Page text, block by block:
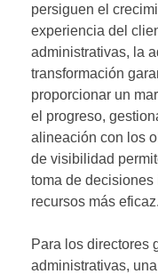
persiguen el
experiencia del
administrativas, la
transformación
proporcionar un
el progreso,
alineación con los
de visibilidad
toma de
recursos más eficaz.
Para los directores
administrativas,